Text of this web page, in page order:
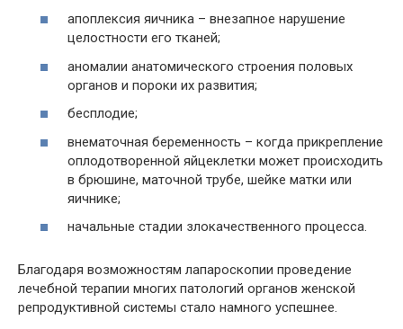
апоплексия яичника – внезапное нарушение
целостности его тканей;
аномалии анатомического строения половых
органов и пороки их развития;
бесплодие;
внематочная беременность – когда прикрепление
оплодотворенной яйцеклетки может происходить
в брюшине, маточной трубе, шейке матки или
яичнике;
начальные стадии злокачественного процесса.
Благодаря возможностям лапароскопии проведение
лечебной терапии многих патологий органов женской
репродуктивной системы стало намного успешнее.